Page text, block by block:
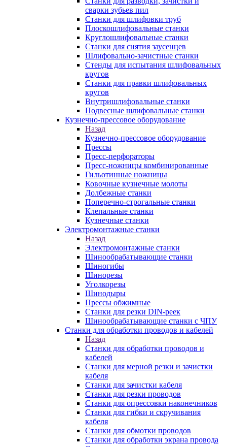
сварки зубьев пил
Станки для шлифовки труб
Плоскошлифовальные станки
Круглошлифовальные станки
Станки для снятия заусенцев
Шлифовально-зачистные станки
Стенды для испытания шлифовальных
кругов
Станки для правки шлифовальных
кругов
Внутришлифовальные станки
Подвесные шлифовальные станки
Кузнечно-прессовое оборудование
Назад
Кузнечно-прессовое оборудование
Прессы
Пресс-перфораторы
Пресс-ножницы комбинированные
Гильотинные ножницы
Ковочные кузнечные молоты
Долбежные станки
Поперечно-строгальные станки
Клепальные станки
Кузнечные станки
Электромонтажные станки
Назад
Электромонтажные станки
Шинообрабатывающие станки
Шиногибы
Шинорезы
Уголкорезы
Шинодыры
Прессы обжимные
Станки для резки DIN-реек
Шинообрабатывающие станки с ЧПУ
Станки для обработки проводов и кабелей
Назад
Станки для обработки проводов и
кабелей
Станки для мерной резки и зачистки
кабеля
Станки для зачистки кабеля
Станки для резки проводов
Станки для опрессовки наконечников
Станки для гибки и скручивания
кабеля
Станки для обмотки проводов
Станки для обработки экрана провода